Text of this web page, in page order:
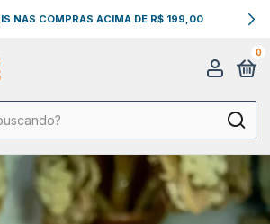
NAS COMPRAS ACIMA DE R$ 199,00
0